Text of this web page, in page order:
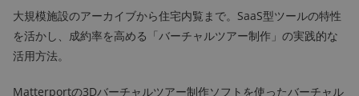
大規模施設のアーカイブから住宅内覧まで。SaaS型ツールの特性
を活かし、成約率を高める「バーチャルツアー制作」の実践的な
活用方法。
Matterportの3Dバーチャルツアー制作ソフトを使ったバーチャル